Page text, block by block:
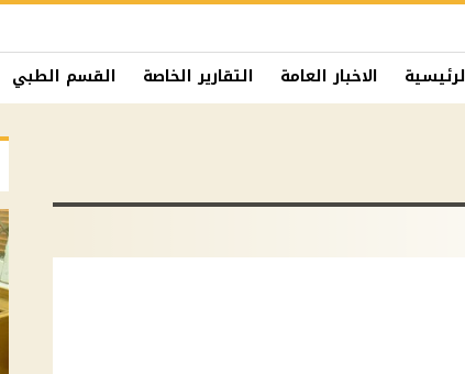
الاخبار العامة التقارير الخاصة القسم الطبي